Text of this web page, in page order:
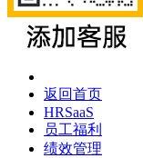
返回首页
HRSaaS
员工福利
绩效管理